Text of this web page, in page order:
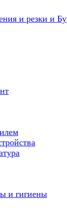
и резки и
и гигиены